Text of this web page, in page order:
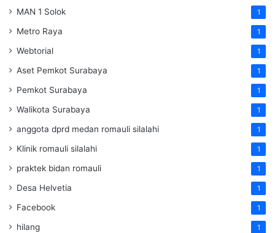
MAN 1 Solok 1
Metro Raya 1
Webtorial 1
Aset Pemkot Surabaya 1
Pemkot Surabaya 1
Walikota Surabaya 1
anggota dprd medan romauli silalahi 1
Klinik romauli silalahi 1
praktek bidan romauli 1
Desa Helvetia 1
Facebook 1
hilang 1